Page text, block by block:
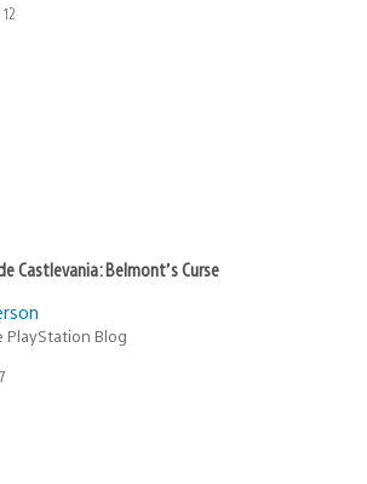
12
Castlevania: Belmont’s Curse
PlayStation Blog